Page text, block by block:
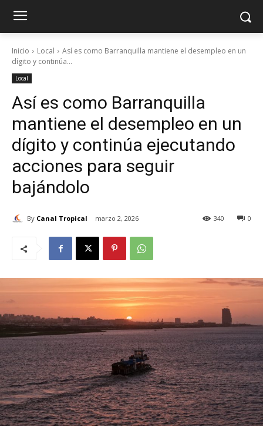
Inicio Local
Así es como Barranquilla mantiene el desempleo en un
dígito y continúa...
Local
Así es como Barranquilla
mantiene el desempleo en un
dígito y continúa ejecutando
acciones para seguir
bajándolo
By Canal Tropical marzo 2, 2026 0
340